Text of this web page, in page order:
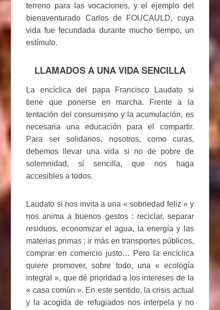
terreno para las vocaciones, y el ejemplo del
bienaventurado Carlos de FOUCAULD, cuya
vida fue fecundada durante mucho tiempo, un
estímulo.
LLAMADOS A UNA VIDA SENCILLA
La encíclica del papa Francisco Laudato si
tiene que ponerse en marcha. Frente a la
tentación del consumismo y la acumulación, es
necesaria una educación para el compartir.
Para ser solidarios, nosotros, como curas,
debemos llevar una vida si no de pobre de
solemnidad, sí sencilla, que nos haga
accesibles a todos.
Laudato si nos invita a una « sobriedad feliz » y
nos anima a buenos gestos : reciclar, separar
residuos, economizar el agua, la energía y las
materias primas ; ir más en transportes públicos,
comprar en comercio justo… Pero la encíclica
quiere promover, sobre todo, una « ecología
integral », que dé prioridad a los intereses de la
« casa común ». En este sentido, la crisis actual
y la acogida de refugiados nos interpela y no